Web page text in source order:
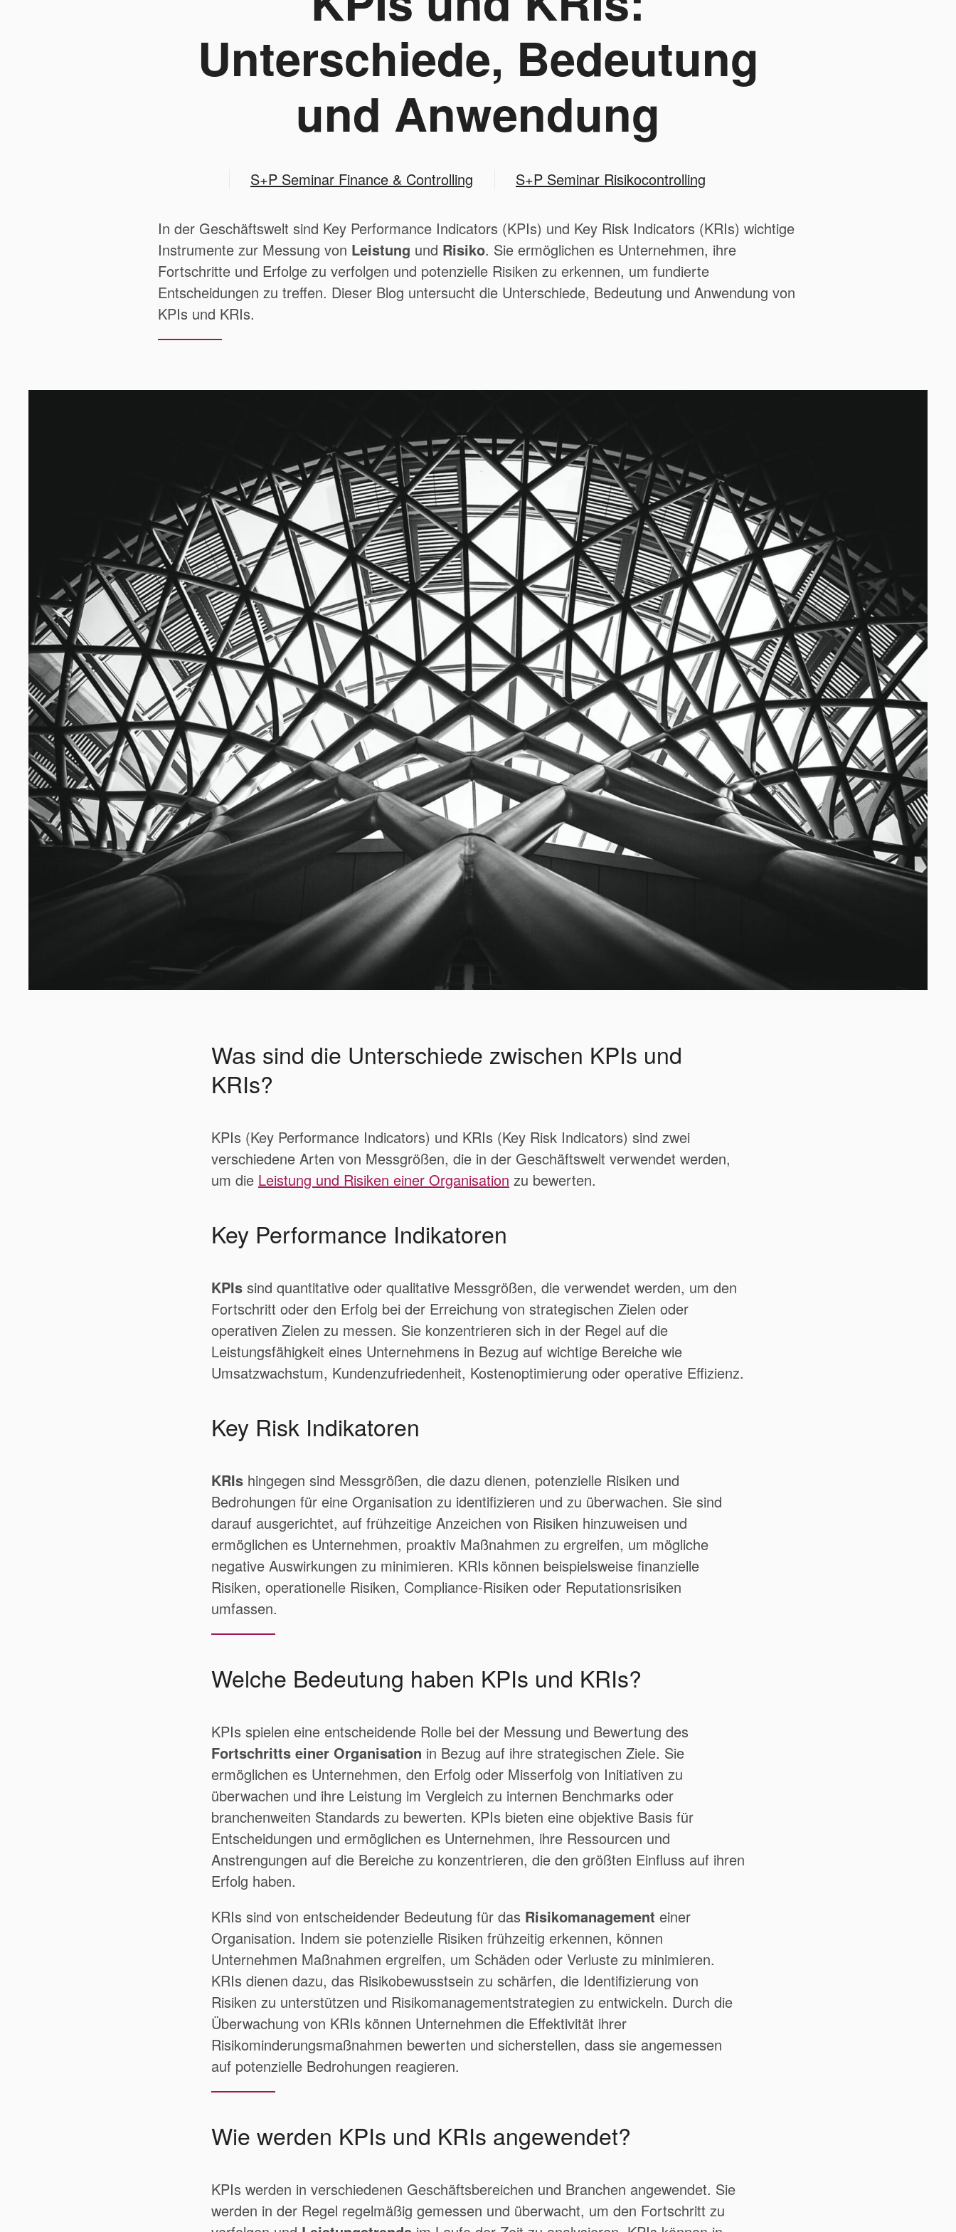
Unterschiede, Bedeutung
und Anwendung
S+P Seminar Finance & Controlling S+P Seminar Risikocontrolling
In der Geschäftswelt sind Key Performance Indicators (KPIs) und Key Risk Indicators (KRIs) wichtige
Instrumente zur Messung von Leistung und Risiko. Sie ermöglichen es Unternehmen, ihre
Fortschritte und Erfolge zu verfolgen und potenzielle Risiken zu erkennen, um fundierte
Entscheidungen zu treffen. Dieser Blog untersucht die Unterschiede, Bedeutung und Anwendung von
KPIs und KRIs.
Was sind die Unterschiede zwischen KPIs und
KRIs?
KPIs (Key Performance Indicators) und KRIs (Key Risk Indicators) sind zwei
verschiedene Arten von Messgrößen, die in der Geschäftswelt verwendet werden,
um die Leistung und Risiken einer Organisation zu bewerten.
Key Performance Indikatoren
KPIs sind quantitative oder qualitative Messgrößen, die verwendet werden, um den
Fortschritt oder den Erfolg bei der Erreichung von strategischen Zielen oder
operativen Zielen zu messen. Sie konzentrieren sich in der Regel auf die
Leistungsfähigkeit eines Unternehmens in Bezug auf wichtige Bereiche wie
Umsatzwachstum, Kundenzufriedenheit, Kostenoptimierung oder operative Effizienz.
Key Risk Indikatoren
KRIs hingegen sind Messgrößen, die dazu dienen, potenzielle Risiken und
Bedrohungen für eine Organisation zu identifizieren und zu überwachen. Sie sind
darauf ausgerichtet, auf frühzeitige Anzeichen von Risiken hinzuweisen und
ermöglichen es Unternehmen, proaktiv Maßnahmen zu ergreifen, um mögliche
negative Auswirkungen zu minimieren. KRIs können beispielsweise finanzielle
Risiken, operationelle Risiken, Compliance-Risiken oder Reputationsrisiken
umfassen.
Welche Bedeutung haben KPIs und KRIs?
KPIs spielen eine entscheidende Rolle bei der Messung und Bewertung des
Fortschritts einer Organisation in Bezug auf ihre strategischen Ziele. Sie
ermöglichen es Unternehmen, den Erfolg oder Misserfolg von Initiativen zu
überwachen und ihre Leistung im Vergleich zu internen Benchmarks oder
branchenweiten Standards zu bewerten. KPIs bieten eine objektive Basis für
Entscheidungen und ermöglichen es Unternehmen, ihre Ressourcen und
Anstrengungen auf die Bereiche zu konzentrieren, die den größten Einfluss auf ihren
Erfolg haben.
KRIs sind von entscheidender Bedeutung für das Risikomanagement einer
Organisation. Indem sie potenzielle Risiken frühzeitig erkennen, können
Unternehmen Maßnahmen ergreifen, um Schäden oder Verluste zu minimieren.
KRIs dienen dazu, das Risikobewusstsein zu schärfen, die Identifizierung von
Risiken zu unterstützen und Risikomanagementstrategien zu entwickeln. Durch die
Überwachung von KRIs können Unternehmen die Effektivität ihrer
Risikominderungsmaßnahmen bewerten und sicherstellen, dass sie angemessen
auf potenzielle Bedrohungen reagieren.
Wie werden KPIs und KRIs angewendet?
KPIs werden in verschiedenen Geschäftsbereichen und Branchen angewendet. Sie
werden in der Regel regelmäßig gemessen und überwacht, um den Fortschritt zu